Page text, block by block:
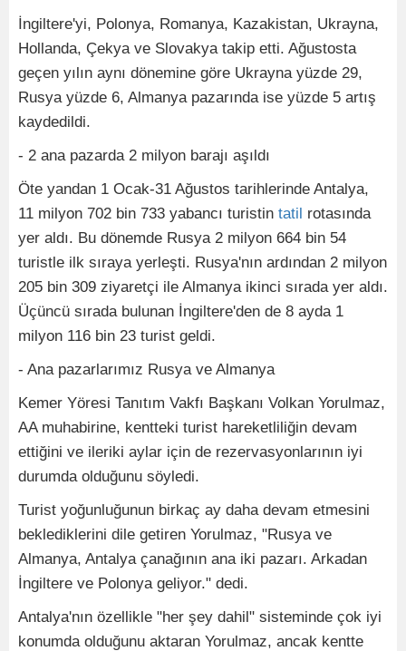
İngiltere'yi, Polonya, Romanya, Kazakistan, Ukrayna,
Hollanda, Çekya ve Slovakya takip etti. Ağustosta
geçen yılın aynı dönemine göre Ukrayna yüzde 29,
Rusya yüzde 6, Almanya pazarında ise yüzde 5 artış
kaydedildi.
- 2 ana pazarda 2 milyon barajı aşıldı
Öte yandan 1 Ocak-31 Ağustos tarihlerinde Antalya,
11 milyon 702 bin 733 yabancı turistin tatil rotasında
yer aldı. Bu dönemde Rusya 2 milyon 664 bin 54
turistle ilk sıraya yerleşti. Rusya'nın ardından 2 milyon
205 bin 309 ziyaretçi ile Almanya ikinci sırada yer aldı.
Üçüncü sırada bulunan İngiltere'den de 8 ayda 1
milyon 116 bin 23 turist geldi.
- Ana pazarlarımız Rusya ve Almanya
Kemer Yöresi Tanıtım Vakfı Başkanı Volkan Yorulmaz,
AA muhabirine, kentteki turist hareketliliğin devam
ettiğini ve ileriki aylar için de rezervasyonlarının iyi
durumda olduğunu söyledi.
Turist yoğunluğunun birkaç ay daha devam etmesini
beklediklerini dile getiren Yorulmaz, "Rusya ve
Almanya, Antalya çanağının ana iki pazarı. Arkadan
İngiltere ve Polonya geliyor." dedi.
Antalya'nın özellikle "her şey dahil" sisteminde çok iyi
konumda olduğunu aktaran Yorulmaz, ancak kentte